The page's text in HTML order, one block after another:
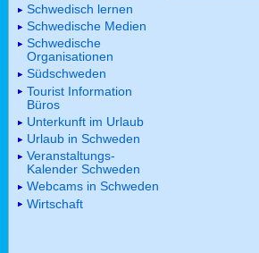
Schwedisch lernen
Schwedische Medien
Schwedische
Organisationen
Südschweden
Tourist Information
Büros
Unterkunft im Urlaub
Urlaub in Schweden
Veranstaltungs-
Kalender Schweden
Webcams in Schweden
Wirtschaft